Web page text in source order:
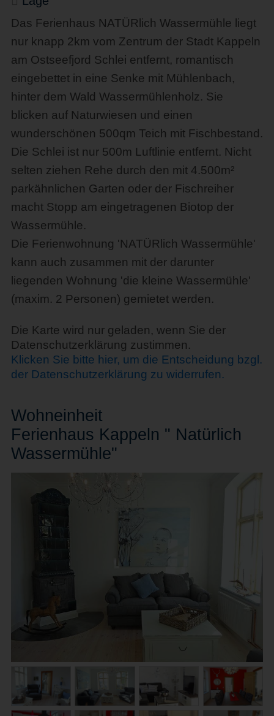
Das Ferienhaus NATÜRlich Wassermühle liegt
nur knapp 2km vom Zentrum der Stadt Kappeln
am Ostseefjord Schlei entfernt, romantisch
eingebettet in eine Senke mit Mühlenbach,
hinter dem Wald Wassermühlenholz. Sie
blicken auf Naturwiesen und einen
wunderschönen 500qm Teich mit Fischbestand.
Die Schlei ist nur 500m Luftlinie entfernt. Nicht
selten ziehen Rehe durch den mit 4.500m²
parkähnlichen Garten oder der Fischreiher
macht Stopp am eingetragenen Biotop der
Wassermühle.
Die Ferienwohnung 'NATÜRlich Wassermühle'
kann auch zusammen mit der darunter
liegenden Wohnung 'die kleine Wassermühle'
(maxim. 2 Personen) gemietet werden.
Die Karte wird nur geladen, wenn Sie der
Datenschutzerklärung zustimmen.
Klicken Sie bitte hier, um die Entscheidung bzgl.
der Datenschutzerklärung zu widerrufen.
Wohneinheit
Ferienhaus Kappeln " Natürlich
Wassermühle"